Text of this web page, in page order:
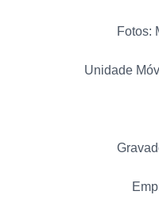
Fotos:
Unidade